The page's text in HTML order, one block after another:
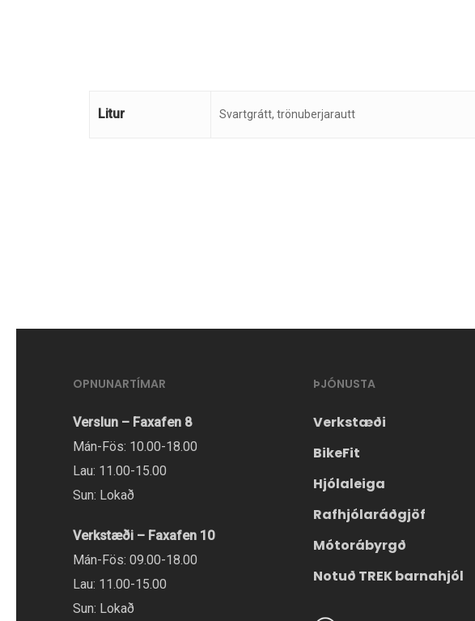
Litur Svartgrátt, trönuberjarautt
OPNUNARTÍMAR
Verslun – Faxafen 8
Mán-Fös: 10.00-18.00
Lau: 11.00-15.00
Sun: Lokað
Verkstæði – Faxafen 10
Mán-Fös: 09.00-18.00
Lau: 11.00-15.00
Sun: Lokað
ÞJÓNUSTA
Verkstæði
BikeFit
Hjólaleiga
Rafhjólaráðgjöf
Mótorábyrgð
Notuð TREK barnahjól